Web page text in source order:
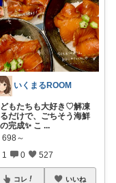
いくまるROOM
もたちも大好き♡解凍
だけで、ごちそう海鮮
完成✨ こ ...
698～
1 0 527
コレ いいね